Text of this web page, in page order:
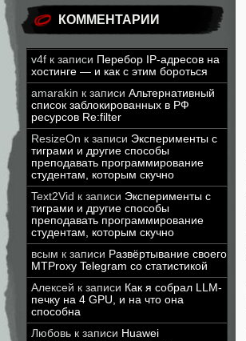
КОММЕНТАРИИ
v4f к записи Перебор IP-адресов на
хостинге — и как с этим бороться
amarakin к записи Альтернативный
список заблокированных в РФ
ресурсов Re:filter
ResizeOn к записи Эксперименты с
тиграми и другие способы
преподавать программирование
студентам, которым скучно
Text2Vid к записи Эксперименты с
тиграми и другие способы
преподавать программирование
студентам, которым скучно
всым к записи Развёртывание своего
MTProxy Telegram со статистикой
Алексей к записи Как я собрал LLM-
печку на 4 GPU, и на что она
способна
Любовь к записи Huawei